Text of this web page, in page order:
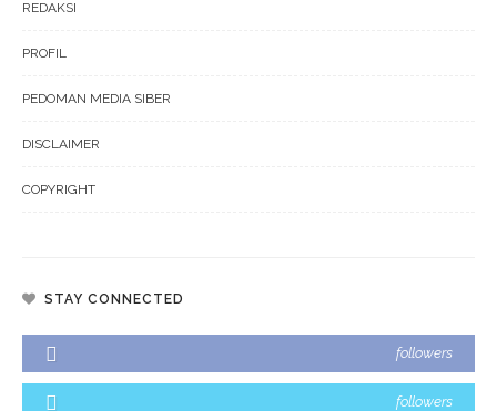
REDAKSI
PROFIL
PEDOMAN MEDIA SIBER
DISCLAIMER
COPYRIGHT
STAY CONNECTED
followers
followers